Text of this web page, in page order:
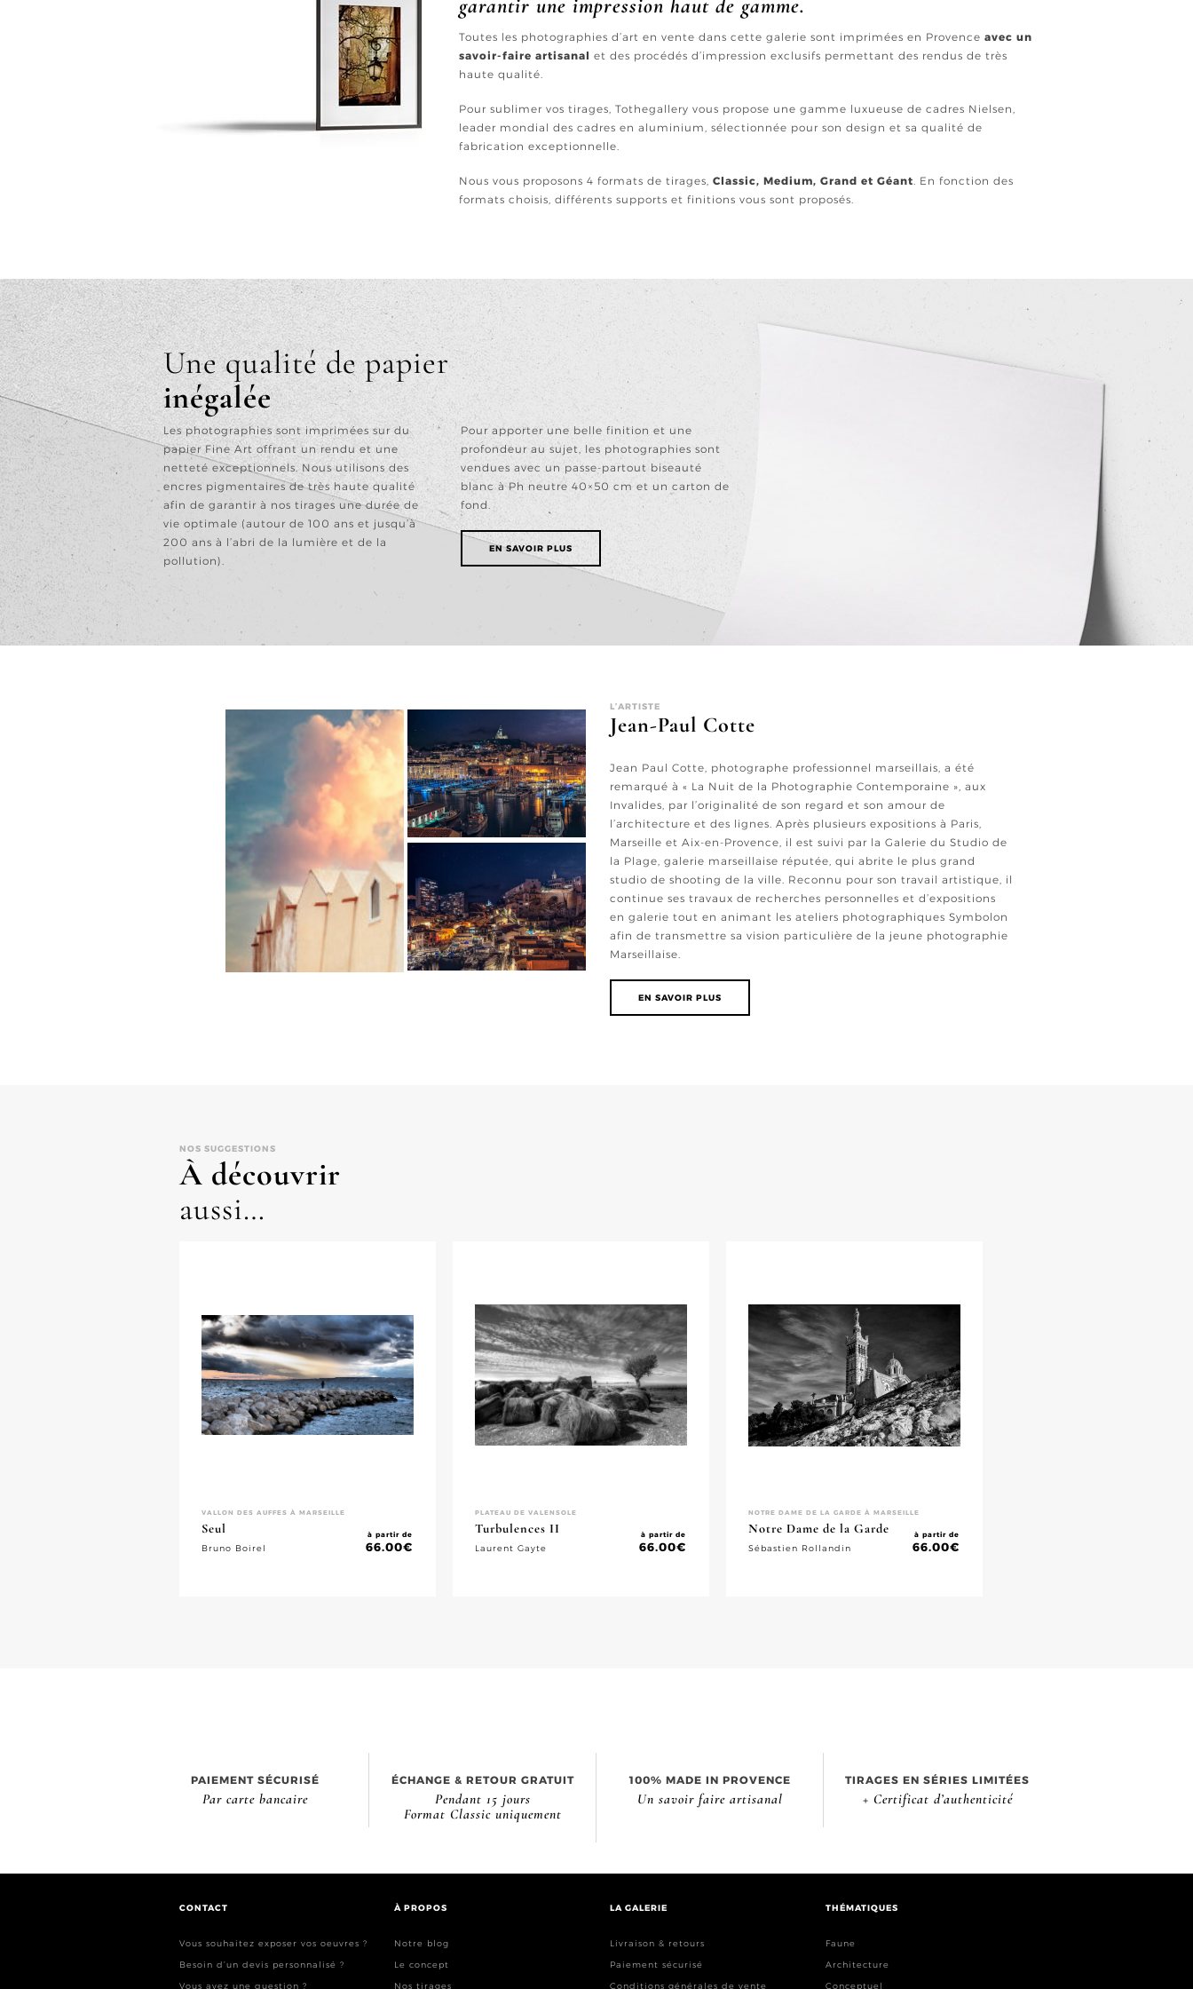
garantir une impression haut de gamme.
Toutes les photographies d’art en vente dans cette galerie sont imprimées en Provence avec un
savoir-faire artisanal et des procédés d’impression exclusifs permettant des rendus de très
haute qualité.
Pour sublimer vos tirages, Tothegallery vous propose une gamme luxueuse de cadres Nielsen,
leader mondial des cadres en aluminium, sélectionnée pour son design et sa qualité de
fabrication exceptionnelle.
Nous vous proposons 4 formats de tirages, Classic, Medium, Grand et Géant. En fonction des
formats choisis, différents supports et finitions vous sont proposés.
Une qualité de papier
inégalée
Les photographies sont imprimées sur du
papier Fine Art offrant un rendu et une
netteté exceptionnels. Nous utilisons des
encres pigmentaires de très haute qualité
afin de garantir à nos tirages une durée de
vie optimale (autour de 100 ans et jusqu’à
200 ans à l’abri de la lumière et de la
pollution).
Pour apporter une belle finition et une
profondeur au sujet, les photographies sont
vendues avec un passe-partout biseauté
blanc à Ph neutre 40×50 cm et un carton de
fond.
EN SAVOIR PLUS
L’ARTISTE
Jean-Paul Cotte
Jean Paul Cotte, photographe professionnel marseillais, a été
remarqué à « La Nuit de la Photographie Contemporaine », aux
Invalides, par l’originalité de son regard et son amour de
l’architecture et des lignes. Après plusieurs expositions à Paris,
Marseille et Aix-en-Provence, il est suivi par la Galerie du Studio de
la Plage, galerie marseillaise réputée, qui abrite le plus grand
studio de shooting de la ville. Reconnu pour son travail artistique, il
continue ses travaux de recherches personnelles et d’expositions
en galerie tout en animant les ateliers photographiques Symbolon
afin de transmettre sa vision particulière de la jeune photographie
Marseillaise.
EN SAVOIR PLUS
NOS SUGGESTIONS
À découvrir
aussi…
VALLON DES AUFFES À MARSEILLE
Seul
Bruno Boirel
à partir de
66.00€
PLATEAU DE VALENSOLE
Turbulences II
Laurent Gayte
à partir de
66.00€
NOTRE DAME DE LA GARDE À MARSEILLE
Notre Dame de la Garde
Sébastien Rollandin
à partir de
66.00€
PAIEMENT SÉCURISÉ
Par carte bancaire
ÉCHANGE & RETOUR GRATUIT
Pendant 15 jours
Format Classic uniquement
100% MADE IN PROVENCE
Un savoir faire artisanal
TIRAGES EN SÉRIES LIMITÉES
+ Certificat d’authenticité
CONTACT
Vous souhaitez exposer vos oeuvres ?
Besoin d’un devis personnalisé ?
Vous avez une question ?
À PROPOS
Notre blog
Le concept
Nos tirages
LA GALERIE
Livraison & retours
Paiement sécurisé
Conditions générales de vente
THÉMATIQUES
Faune
Architecture
Conceptuel